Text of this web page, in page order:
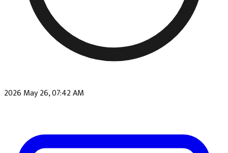
2026 May 26, 07:42 AM